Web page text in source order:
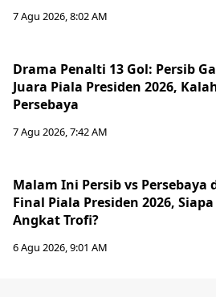
7 Agu 2026, 8:02 AM
Drama Penalti 13 Gol: Persib
Juara Piala Presiden 2026,
Persebaya
7 Agu 2026, 7:42 AM
Malam Ini Persib vs Persebaya
Final Piala Presiden 2026, Siapa
Angkat Trofi?
6 Agu 2026, 9:01 AM